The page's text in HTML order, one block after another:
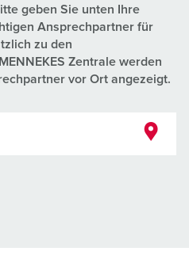
geben Sie unten Ihre
Ansprechpartner für
zu den
Zentrale werden
vor Ort angezeigt.